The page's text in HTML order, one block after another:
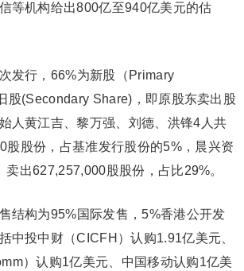
等机构给出800亿至940亿美元的估
发行，66%为新股（Primary
股(Secondary Share)，即原股东卖出股
人黄江吉、黎万强、刘德、洪锋4人共
股股份，占基准发行股份的5%，晨兴资
出627,257,000股股份，占比29%。
结构为95%国际发售，5%香港公开发
中投中财（CICFH）认购1.91亿美元、
）认购1亿美元、中国移动认购1亿美